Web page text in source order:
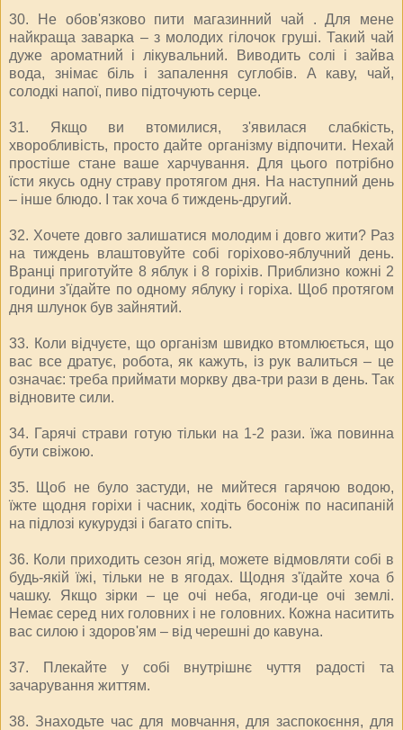
30. Не обов'язково пити магазинний чай . Для мене
найкраща заварка – з молодих гілочок груші. Такий чай
дуже ароматний і лікувальний. Виводить солі і зайва
вода, знімає біль і запалення суглобів. А каву, чай,
солодкі напої, пиво підточують серце.
31. Якщо ви втомилися, з'явилася слабкість,
хворобливість, просто дайте організму відпочити. Нехай
простіше стане ваше харчування. Для цього потрібно
їсти якусь одну страву протягом дня. На наступний день
– інше блюдо. І так хоча б тиждень-другий.
32. Хочете довго залишатися молодим і довго жити? Раз
на тиждень влаштовуйте собі горіхово-яблучний день.
Вранці приготуйте 8 яблук і 8 горіхів. Приблизно кожні 2
години з'їдайте по одному яблуку і горіха. Щоб протягом
дня шлунок був зайнятий.
33. Коли відчуєте, що організм швидко втомлюється, що
вас все дратує, робота, як кажуть, із рук валиться – це
означає: треба приймати моркву два-три рази в день. Так
відновите сили.
34. Гарячі страви готую тільки на 1-2 рази. їжа повинна
бути свіжою.
35. Щоб не було застуди, не мийтеся гарячою водою,
їжте щодня горіхи і часник, ходіть босоніж по насипаній
на підлозі кукурудзі і багато спіть.
36. Коли приходить сезон ягід, можете відмовляти собі в
будь-якій їжі, тільки не в ягодах. Щодня з'їдайте хоча б
чашку. Якщо зірки – це очі неба, ягоди-це очі землі.
Немає серед них головних і не головних. Кожна наситить
вас силою і здоров'ям – від черешні до кавуна.
37. Плекайте у собі внутрішнє чуття радості та
зачарування життям.
38. Знаходьте час для мовчання, для заспокоєння, для